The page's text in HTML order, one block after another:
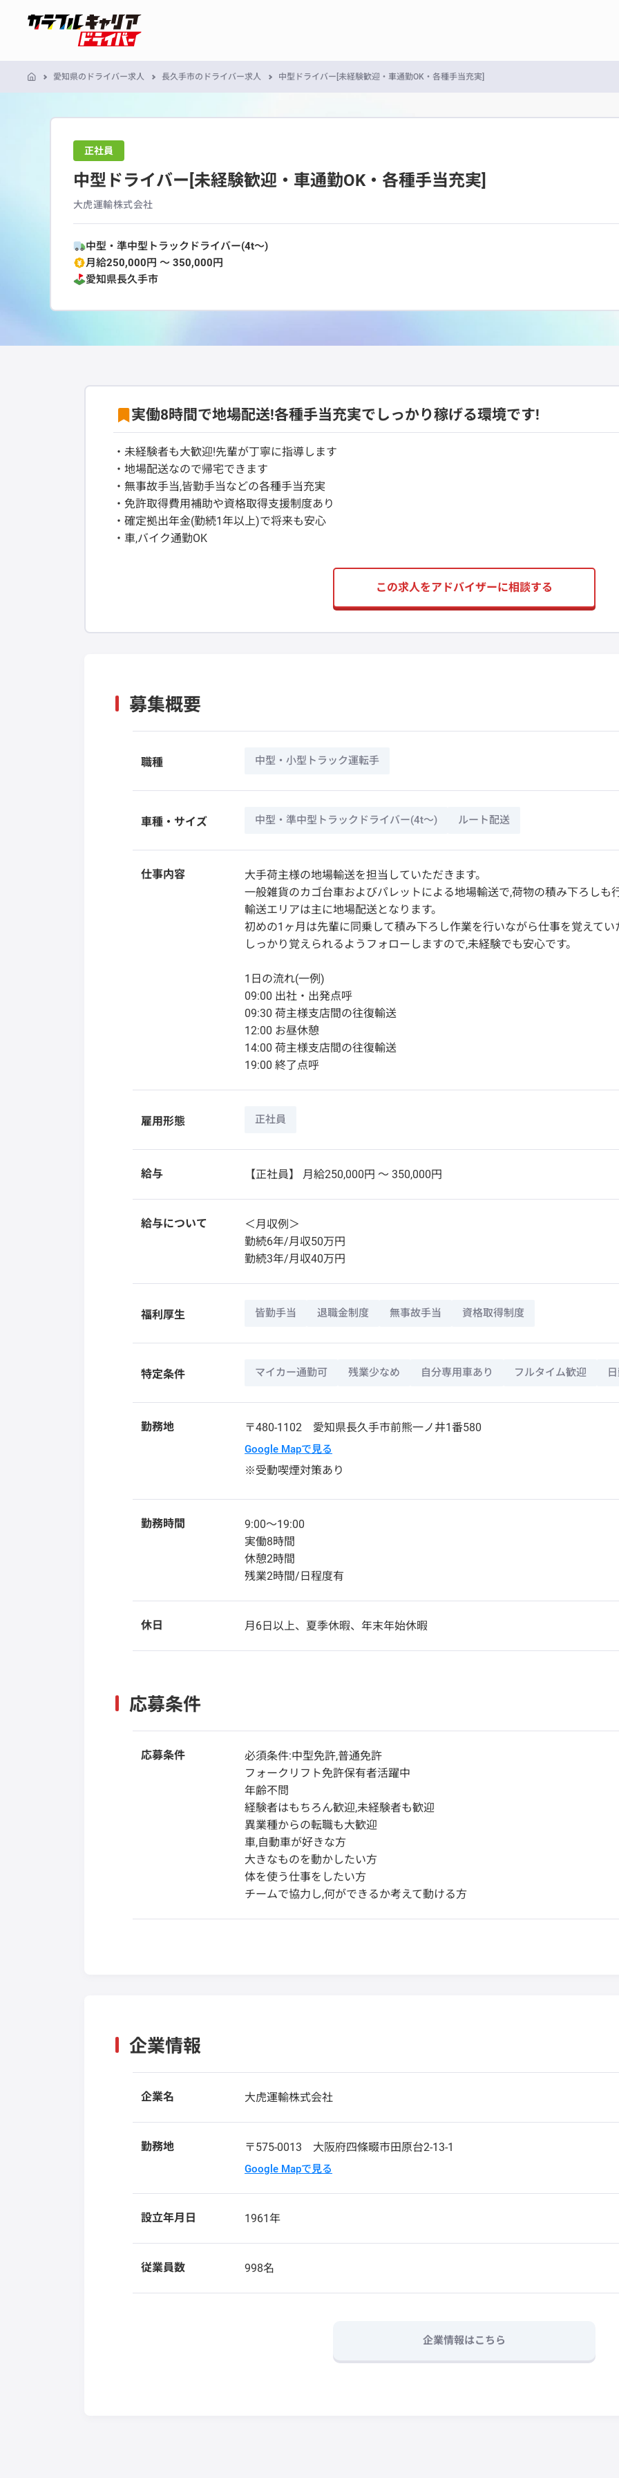
愛知県のドライバー求人 長久手市のドライバー求人 中型ドライバー[未経験歓迎・車通勤OK・各種手当充実]
正社員
中型ドライバー[未経験歓迎・車通勤OK・各種手当充実]
大虎運輸株式会社
中型・準中型トラックドライバー(4t～)
月給250,000円 〜 350,000円
愛知県長久手市
実働8時間で地場配送!各種手当充実でしっかり稼げる環境です!
・未経験者も大歓迎!先輩が丁寧に指導します
・地場配送なので帰宅できます
・無事故手当,皆勤手当などの各種手当充実
・免許取得費用補助や資格取得支援制度あり
・確定拠出年金(勤続1年以上)で将来も安心
・車,バイク通勤OK
この求人をアドバイザーに相談する
募集概要
職種 中型・小型トラック運転手
車種・サイズ 中型・準中型トラックドライバー(4t～) ルート配送
仕事内容
大手荷主様の地場輸送を担当していただきます。
一般雑貨のカゴ台車およびパレットによる地場輸送で,荷物の積み下ろしも
輸送エリアは主に地場配送となります。
初めの1ヶ月は先輩に同乗して積み下ろし作業を行いながら仕事を覚えてい
しっかり覚えられるようフォローしますので,未経験でも安心です。
1日の流れ(一例)
09:00 出社・出発点呼
09:30 荷主様支店間の往復輸送
12:00 お昼休憩
14:00 荷主様支店間の往復輸送
19:00 終了点呼
雇用形態 正社員
給与 【正社員】 月給250,000円 〜 350,000円
給与について
＜月収例＞
勤続6年/月収50万円
勤続3年/月収40万円
福利厚生 皆勤手当 退職金制度 無事故手当 資格取得制度
特定条件 マイカー通勤可 残業少なめ 自分専用車あり フルタイム歓迎
勤務地 〒480-1102 愛知県長久手市前熊一ノ井1番580
Google Mapで見る
※受動喫煙対策あり
勤務時間
9:00〜19:00
実働8時間
休憩2時間
残業2時間/日程度有
休日 月6日以上、夏季休暇、年末年始休暇
応募条件
応募条件
必須条件:中型免許,普通免許
フォークリフト免許保有者活躍中
年齢不問
経験者はもちろん歓迎,未経験者も歓迎
異業種からの転職も大歓迎
車,自動車が好きな方
大きなものを動かしたい方
体を使う仕事をしたい方
チームで協力し,何ができるか考えて動ける方
企業情報
企業名 大虎運輸株式会社
勤務地 〒575-0013 大阪府四條畷市田原台2-13-1
Google Mapで見る
設立年月日 1961年
従業員数 998名
企業情報はこちら